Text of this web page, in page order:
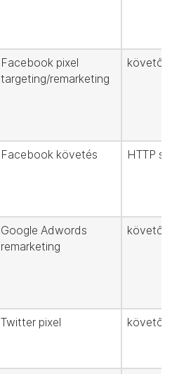
Facebook pixel
targeting/remarketing
Facebook követés HTTP
Google Adwords
remarketing
Twitter pixel